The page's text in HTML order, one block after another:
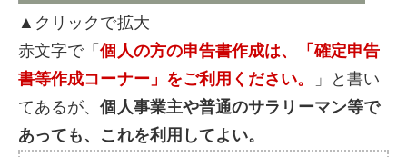
▲クリックで拡大
赤文字で「個人の方の申告書作成は、「確定申告
書等作成コーナー」をご利用ください。
」と書い
てあるが、個人事業主や普通のサラリーマン等で
あっても、これを利用してよい。